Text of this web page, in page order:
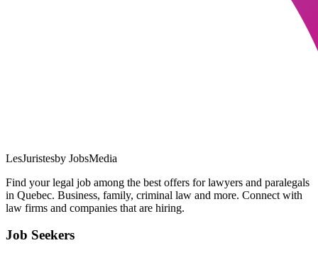
LesJuristesby JobsMedia
Find your legal job among the best offers for lawyers and paralegals
in Quebec. Business, family, criminal law and more. Connect with
law firms and companies that are hiring.
Job Seekers